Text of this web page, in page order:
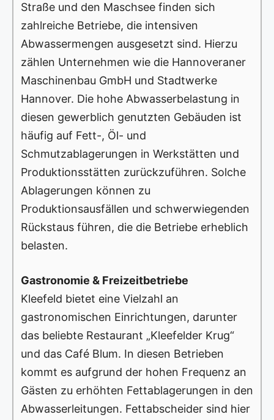
Straße und den Maschsee finden sich
zahlreiche Betriebe, die intensiven
Abwassermengen ausgesetzt sind. Hierzu
zählen Unternehmen wie die Hannoveraner
Maschinenbau GmbH und Stadtwerke
Hannover. Die hohe Abwasserbelastung in
diesen gewerblich genutzten Gebäuden ist
häufig auf Fett-, Öl- und
Schmutzablagerungen in Werkstätten und
Produktionsstätten zurückzuführen. Solche
Ablagerungen können zu
Produktionsausfällen und schwerwiegenden
Rückstaus führen, die die Betriebe erheblich
belasten.
Gastronomie & Freizeitbetriebe
Kleefeld bietet eine Vielzahl an
gastronomischen Einrichtungen, darunter
das beliebte Restaurant „Kleefelder Krug“
und das Café Blum. In diesen Betrieben
kommt es aufgrund der hohen Frequenz an
Gästen zu erhöhten Fettablagerungen in den
Abwasserleitungen. Fettabscheider sind hier